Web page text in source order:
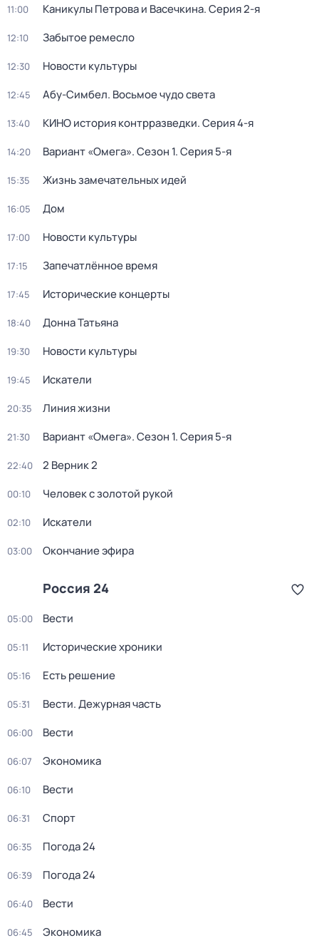
11:00 Каникулы Петрова и Васечкина. Серия 2-я
12:10 Забытое ремесло
12:30 Новости культуры
12:45 Абу-Симбел. Восьмое чудо света
13:40 КИНО история контрразведки. Серия 4-я
14:20 Вариант «Омега». Сезон 1. Серия 5-я
15:35 Жизнь замечательных идей
16:05 Дом
17:00 Новости культуры
17:15 Запечатлённое время
17:45 Исторические концерты
18:40 Донна Татьяна
19:30 Новости культуры
19:45 Искатели
20:35 Линия жизни
21:30 Вариант «Омега». Сезон 1. Серия 5-я
22:40 2 Верник 2
00:10 Человек с золотой рукой
02:10 Искатели
03:00 Окончание эфира
Россия 24
05:00 Вести
05:11 Исторические хроники
05:16 Есть решение
05:31 Вести. Дежурная часть
06:00 Вести
06:07 Экономика
06:10 Вести
06:31 Спорт
06:35 Погода 24
06:39 Погода 24
06:40 Вести
06:45 Экономика